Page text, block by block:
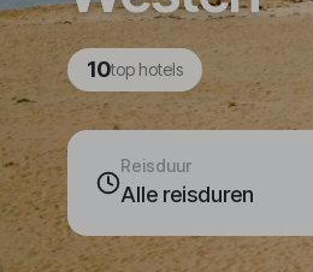
10top hotels
Reisduur
Alle reisduren